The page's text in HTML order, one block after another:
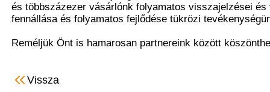
és többszázezer vásárlónk folyamatos visszajelzései
fennállása és folyamatos fejlődése tükrözi
Reméljük Önt is hamarosan partnereink között
Vissza